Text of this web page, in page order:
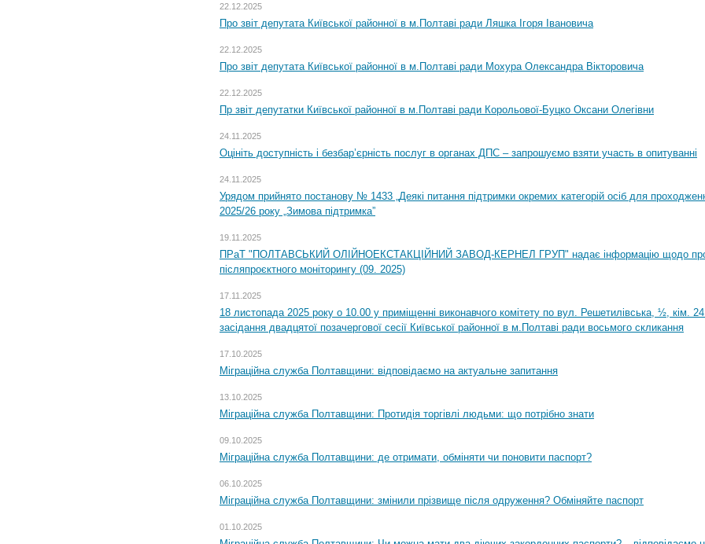
22.12.2025
Про звіт депутата Київської районної в м.Полтаві ради Ляшка Ігоря Івановича
22.12.2025
Про звіт депутата Київської районної в м.Полтаві ради Мохура Олександра Вікторовича
22.12.2025
Пр звіт депутатки Київської районної в м.Полтаві ради Корольової-Буцко Оксани Олегівни
24.11.2025
Оцініть доступність і безбар’єрність послуг в органах ДПС – запрошуємо взяти участь в опитуванні
24.11.2025
Урядом прийнято постанову № 1433 „Деякі питання підтримки окремих категорій осіб для
2025/26 року „Зимова підтримка”
19.11.2025
ПРаТ "ПОЛТАВСЬКИЙ ОЛІЙНОЕКСТАКЦІЙНИЙ ЗАВОД-КЕРНЕЛ ГРУП" надає інформацію щодо
післяпроєктного моніторингу (09. 2025)
17.11.2025
18 листопада 2025 року о 10.00 у приміщенні виконавчого комітету по вул. Решетилівська, ½, кім.
засідання двадцятої позачергової сесії Київської районної в м.Полтаві ради восьмого скликання
17.10.2025
Міграційна служба Полтавщини: відповідаємо на актуальне запитання
13.10.2025
Міграційна служба Полтавщини: Протидія торгівлі людьми: що потрібно знати
09.10.2025
Міграційна служба Полтавщини: де отримати, обміняти чи поновити паспорт?
06.10.2025
Міграційна служба Полтавщини: змінили прізвище після одруження? Обміняйте паспорт
01.10.2025